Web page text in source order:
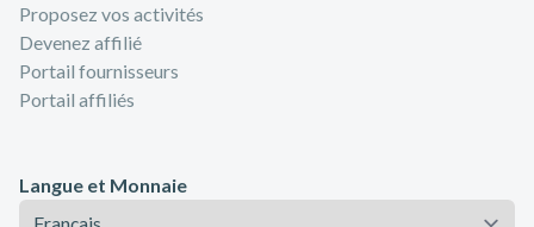
Proposez vos activités
Devenez affilié
Portail fournisseurs
Portail affiliés
Langue et Monnaie